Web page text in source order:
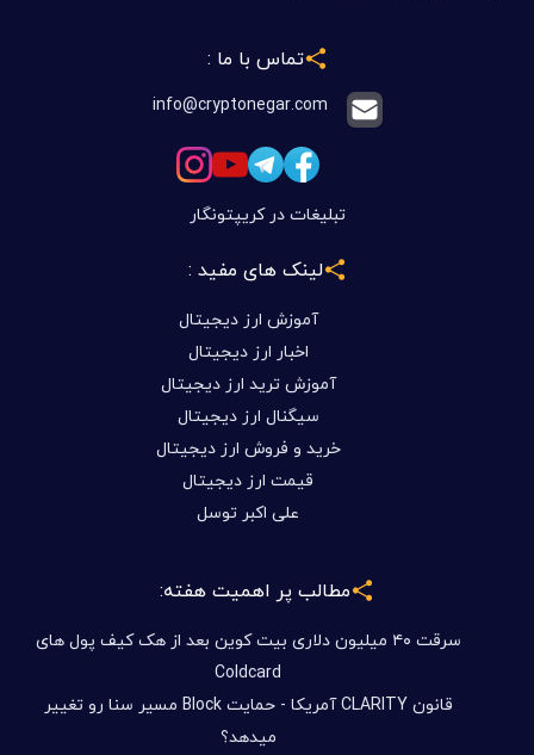
تماس با ما :
info@cryptonegar.com
تبلیغات در کریپتونگار
لینک های مفید :
آموزش ارز دیجیتال
اخبار ارز دیجیتال
آموزش ترید ارز دیجیتال
سیگنال ارز دیجیتال
خرید و فروش ارز دیجیتال
قیمت ارز دیجیتال
علی اکبر توسل
مطالب پر اهمیت هفته:
سرقت ۴۰ میلیون دلاری بیت کوین بعد از هک کیف پول های
Coldcard
قانون CLARITY آمریکا - حمایت Block مسیر سنا رو تغییر
میدهد؟